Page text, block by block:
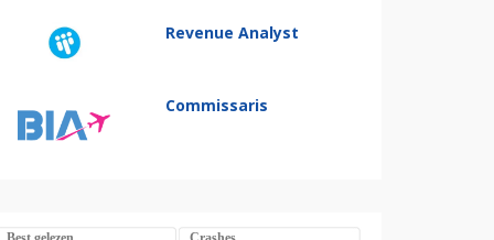
Revenue Analyst
Commissaris